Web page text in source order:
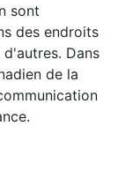
sont
des endroits
Dans
de la